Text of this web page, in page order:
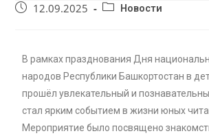
12.09.2025 Новости
В рамках празднования Дня
народов Республики Башкортостан в
прошёл увлекательный и
стал ярким событием в жизни юных
Мероприятие было посвящено